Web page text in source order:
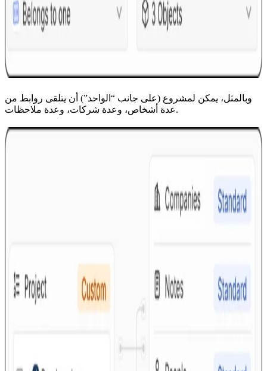
وبالمثل، يمكن لمشروع (على جانب “الواحد”) أن يتلقى روابط من
عدة أشخاص، وعدة شركات، وعدة ملاحظات.